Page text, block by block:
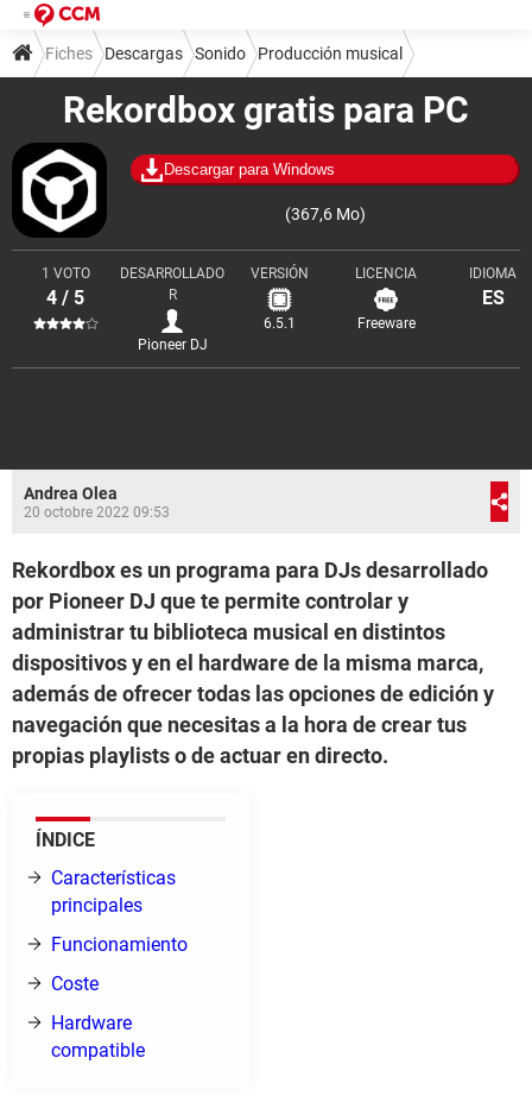
Rekordbox gratis para PC
Descargar para Windows
(367,6 Mo)
1 VOTO
4 / 5
DESARROLLADO
R
Pioneer DJ
VERSIÓN
6.5.1
LICENCIA
Freeware
IDIOMA
ES
Fiches Descargas Sonido Producción musical
Andrea Olea
20 octobre 2022 09:53
Rekordbox es un programa para DJs desarrollado
por Pioneer DJ que te permite controlar y
administrar tu biblioteca musical en distintos
dispositivos y en el hardware de la misma marca,
además de ofrecer todas las opciones de edición y
navegación que necesitas a la hora de crear tus
propias playlists o de actuar en directo.
ÍNDICE
Características
principales
Funcionamiento
Coste
Hardware
compatible